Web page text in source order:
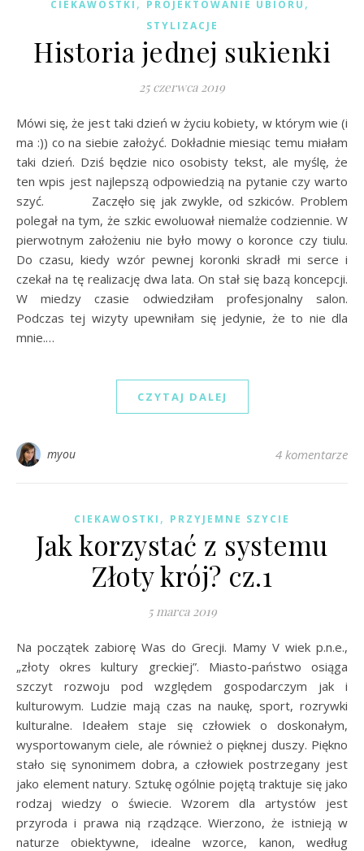
CIEKAWOSTKI PROJEKTOWANIE UBIORU
STYLIZACJE
Historia jednej sukienki
25 czerwca 2019
Mówi się, że jest taki dzień w życiu kobiety, w którym wie (i
ma :)) co na siebie założyć. Dokładnie miesiąc temu miałam
taki dzień. Dziś będzie nico osobisty tekst, ale myślę, że
ten wpis jest najlepszą odpowiedzią na pytanie czy warto
szyć. Zaczęło się jak zwykle, od szkiców. Problem
polegał na tym, że szkic ewoluował niemalże codziennie. W
pierwotnym założeniu nie było mowy o koronce czy tiulu.
Do czasu, kiedy wzór pewnej koronki skradł mi serce i
czekał na tę realizację dwa lata. On stał się bazą koncepcji.
W miedzy czasie odwiedziłam profesjonalny salon.
Podczas tej wizyty upewniłam się jedynie, że to nie dla
mnie.…
CZYTAJ DALEJ
myou 4 komentarze
CIEKAWOSTKI , PRZYJEMNE SZYCIE
Jak korzystać z systemu
Złoty krój? cz.1
5 marca 2019
Na początek zabiorę Was do Grecji. Mamy V wiek p.n.e.,
„złoty okres kultury greckiej”. Miasto-państwo osiąga
szczyt rozwoju pod względem gospodarczym jak i
kulturowym. Ludzie mają czas na naukę, sport, rozrywki
kulturalne. Ideałem staje się człowiek o doskonałym,
wysportowanym ciele, ale również o pięknej duszy. Piękno
stało się synonimem dobra, a człowiek postrzegany jest
jako element natury. Sztukę ogólnie pojętą traktuje się jako
rodzaj wiedzy o świecie. Wzorem dla artystów jest
przyroda i prawa nią rządzące. Wierzono, że istnieją w
naturze obiektywne, idealne wzorce, kanon, według